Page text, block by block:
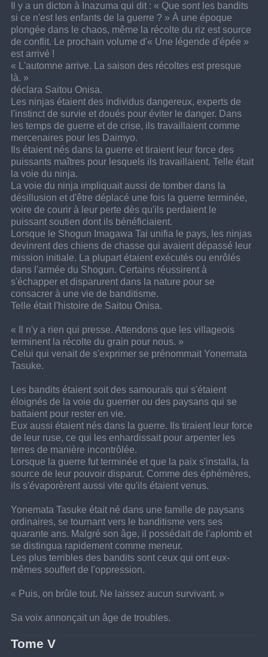
Il y a un dicton à Inazuma qui dit : « Que sont les bandits
si ce n'est les enfants de la guerre ? » À une époque
plongée dans le chaos, même la récolte du riz est source
de conflit. Le prochain volume d'« Une légende d'épée »
est arrivé !
« L'automne arrive. La saison des récoltes est presque
là. »
déclara Saitou Onisa.
Les ninjas étaient des individus dangereux, experts de
l'instinct de survie et doués pour éviter le danger. Dans
les temps de guerre et de crise, ils travaillaient comme
mercenaires pour les Daimyo.
Ils étaient nés dans la guerre et tiraient leur force des
puissants maîtres pour lesquels ils travaillaient. Telle était
la voie du ninja.
La voie du ninja impliquait aussi de tomber dans la
désillusion et d'être déplacé une fois la guerre terminée,
voire de courir à leur perte dès qu'ils perdaient le
puissant soutien dont ils bénéficiaient.
Lorsque le Shogun Imagawa Tai unifia le pays, les ninjas
devinrent des chiens de chasse qui avaient dépassé leur
mission initiale. La plupart étaient exécutés ou enrôlés
dans l'armée du Shogun. Certains réussirent à
s'échapper et disparurent dans la nature pour se
consacrer à une vie de banditisme.
Telle était l'histoire de Saitou Onisa.
« Il n'y a rien qui presse. Attendons que les villageois
terminent la récolte du grain pour nous. »
Celui qui venait de s'exprimer se prénommait Yonemata
Tasuke.
Les bandits étaient soit des samouraïs qui s'étaient
éloignés de la voie du guerrier ou des paysans qui se
battaient pour rester en vie.
Eux aussi étaient nés dans la guerre. Ils tiraient leur force
de leur ruse, ce qui les enhardissait pour arpenter les
terres de manière incontrôlée.
Lorsque la guerre fut terminée et que la paix s'installa, la
source de leur pouvoir disparut. Comme des éphémères,
ils s'évaporèrent aussi vite qu'ils étaient venus.
Yonemata Tasuke était né dans une famille de paysans
ordinaires, se tournant vers le banditisme vers ses
quarante ans. Malgré son âge, il possédait de l'aplomb et
se distingua rapidement comme meneur.
Les plus terribles des bandits sont ceux qui ont eux-
mêmes souffert de l'oppression.
« Puis, on brûle tout. Ne laissez aucun survivant. »
Sa voix annonçait un âge de troubles.
Tome V